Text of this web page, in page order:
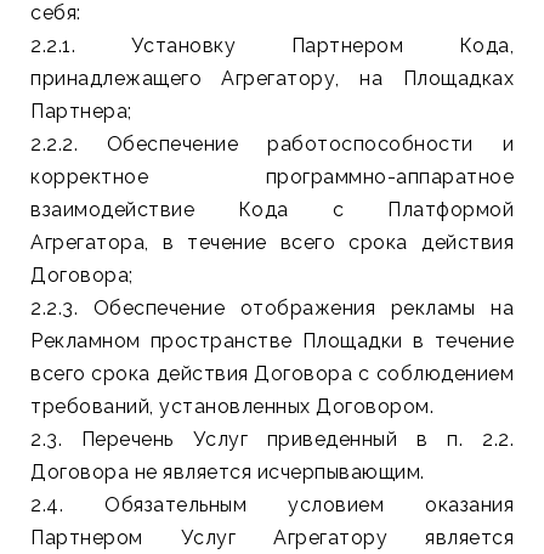
себя:
2.2.1. Установку Партнером Кода,
принадлежащего Агрегатору, на Площадках
Партнера;
2.2.2. Обеспечение работоспособности и
корректное программно-аппаратное
взаимодействие Кода с Платформой
Агрегатора, в течение всего срока действия
Договора;
2.2.3. Обеспечение отображения рекламы на
Рекламном пространстве Площадки в течение
всего срока действия Договора с соблюдением
требований, установленных Договором.
2.3. Перечень Услуг приведенный в п. 2.2.
Договора не является исчерпывающим.
2.4. Обязательным условием оказания
Партнером Услуг Агрегатору является